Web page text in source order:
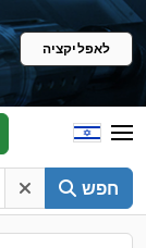
לאפליקציה
חפש